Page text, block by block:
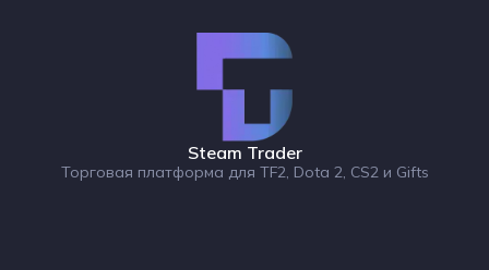
Steam Trader
Торговая платформа для TF2, Dota 2, CS2 и Gifts